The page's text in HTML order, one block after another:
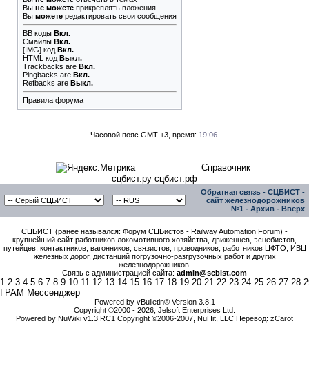
Вы не можете прикреплять вложения
Вы можете редактировать свои сообщения
BB коды Вкл.
Смайлы Вкл.
[IMG] код Вкл.
HTML код Выкл.
Trackbacks are Вкл.
Pingbacks are Вкл.
Refbacks are Выкл.
Правила форума
Часовой пояс GMT +3, время: 19:06.
Справочник
сцбист.ру сцбист.рф
Обратная связь - СЦБИСТ -
сайт железнодорожников
№1 - Архив - Вверх
СЦБИСТ (ранее назывался: Форум СЦБистов - Railway Automation Forum) -
крупнейший сайт работников локомотивного хозяйства, движенцев, эсцебистов,
путейцев, контактников, вагонников, связистов, проводников, работников ЦФТО, ИВЦ
железных дорог, дистанций погрузочно-разгрузочных работ и других
железнодорожников.
Связь с администрацией сайта: admin@scbist.com
1 2 3 4 5 6 7 8 9 10 11 12 13 14 15 16 17 18 19 20 21 22 23 24 25 26 27 28
ГРАМ Мессенджер
Powered by vBulletin® Version 3.8.1
Copyright ©2000 - 2026, Jelsoft Enterprises Ltd.
Powered by NuWiki v1.3 RC1 Copyright ©2006-2007, NuHit, LLC Перевод: zCarot